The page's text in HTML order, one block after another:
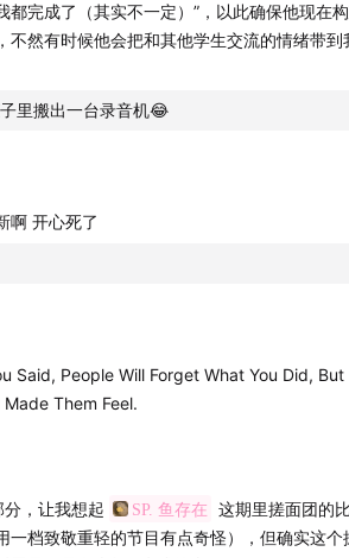
联系请致信 hy@funes.world
年的调查
光
音
都完成了（其实不一定）”，以此确保他现在
不然有时候他会把和其他学生交流的情绪带到
里搬出一台录音机😂
啊 开心死了
Said, People Will Forget What You Did,
Them Feel.
，让我想起 SP. 鱼存在 这期里搓面团的
一档致敬重轻的节目有点奇怪），但确实这个